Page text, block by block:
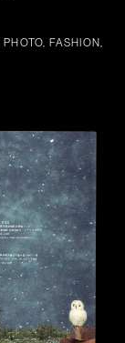
FASHION,